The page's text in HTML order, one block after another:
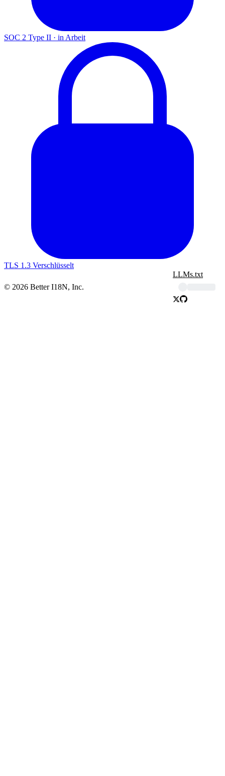
SOC 2 Type II · in Arbeit
TLS 1.3 Verschlüsselt
© 2026 Better I18N, Inc.
LLMs.txt